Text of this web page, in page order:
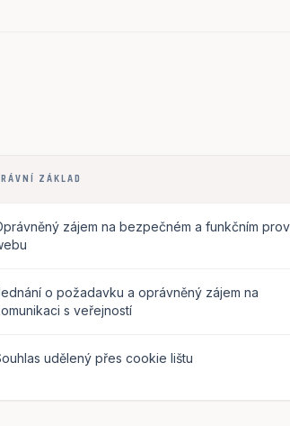
ZÁKLAD
zájem na bezpečném a funkčním
o požadavku a oprávněný zájem na
s veřejností
udělený přes cookie lištu